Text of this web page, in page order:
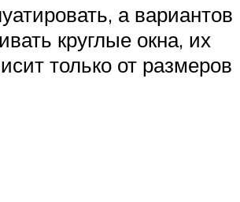
а вариантов
круглые окна, их
только от размеров